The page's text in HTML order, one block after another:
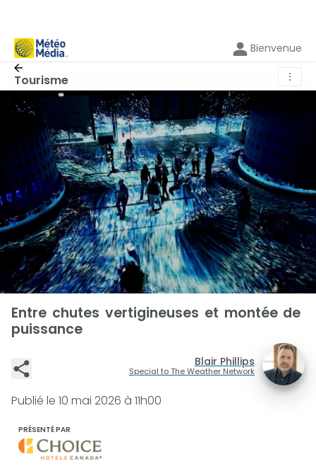
Bienvenue
Tourisme ⋮
Entre chutes vertigineuses et montée de
puissance
Blair Phillips
Special to The Weather Network
Publié le 10 mai 2026 à 11h00
PRÉSENTÉ PAR